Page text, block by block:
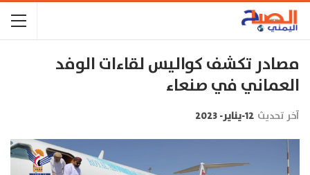
مصادر تكشف كواليس لقاءات الوفد
العماني في صنعاء
آخر تحديث 12-يناير- 2023